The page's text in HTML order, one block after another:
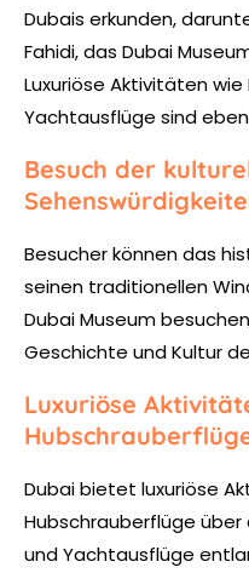
Dubais erkunden,
Fahidi, das Dubai
Luxuriöse Aktivitäten
Yachtausflüge sind
Besuch der
Besucher können das
seinen traditionellen
Dubai Museum
Geschichte und Kultur
Luxuriöse
Dubai bietet luxuriöse
Hubschrauberflüge über
und Yachtausflüge